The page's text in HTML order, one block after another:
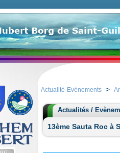
Actualité-Evènements>
Actualités /
13ème Sauta Roc à